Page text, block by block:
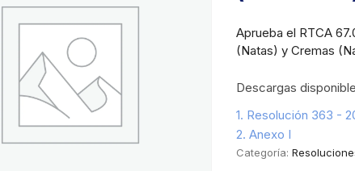
Aprueba el RTCA
(Natas) y Cremas
Descargas
1. Resolución 363 -
2. Anexo I
Categoría: